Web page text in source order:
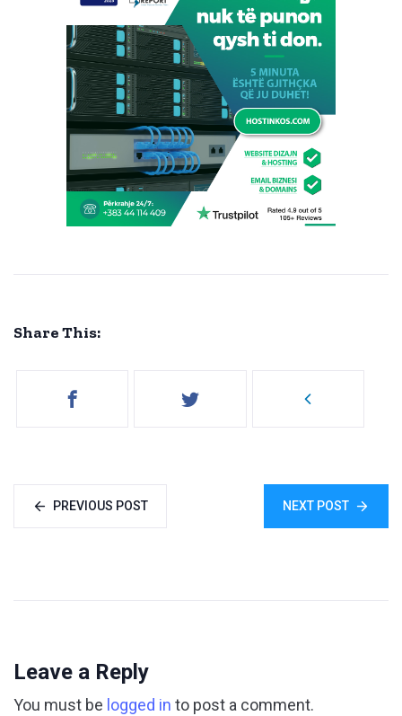
Share This:
PREVIOUS POST NEXT POST
Leave a Reply
You must be logged in to post a comment.